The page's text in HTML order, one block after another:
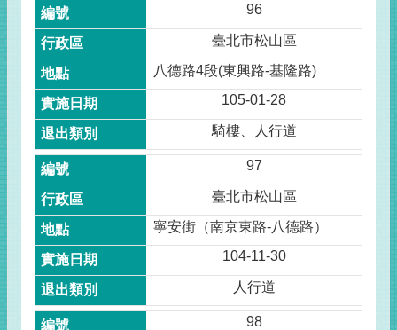
96
臺北市松山區
八德路4段(東興路-基隆路)
105-01-28
騎樓、人行道
97
臺北市松山區
寧安街（南京東路-八德路）
104-11-30
人行道
98